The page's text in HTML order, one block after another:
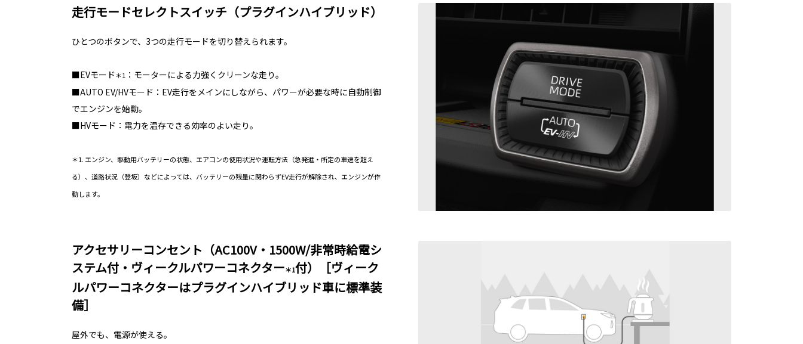
走行モードセレクトスイッチ（プラグインハイブリッド）
ひとつのボタンで、3つの走行モードを切り替えられます。
■EVモード＊1 ：モーターによる力強くクリーンな走り。
■AUTO EV/HVモード：EV走行をメインにしながら、パワーが必要な時に自動制御
でエンジンを始動。
■HVモード：電力を温存できる効率のよい走り。
＊1. エンジン、駆動用バッテリーの状態、エアコンの使用状況や運転方法（急発進・所定の車速を超え
る）、道路状況（登坂）などによっては、バッテリーの残量に関わらずEV走行が解除され、エンジンが作
動します。
アクセサリーコンセント（AC100V・1500W/非常時給電シ
ステム付・ヴィークルパワーコネクター＊1付）［ヴィーク
ルパワーコネクターはプラグインハイブリッド車に標準装
備］
屋外でも、電源が使える。